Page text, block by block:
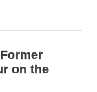
on the